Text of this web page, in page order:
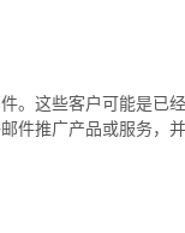
。这些客户可能是已
件推广产品或服务，